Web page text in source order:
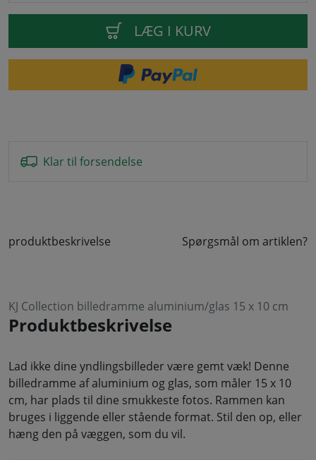
LÆG I KURV
Klar til forsendelse
produktbeskrivelse Spørgsmål om artiklen?
KJ Collection billedramme aluminium/glas 15 x 10 cm
Produktbeskrivelse
Lad ikke dine yndlingsbilleder være gemt væk! Denne
billedramme af aluminium og glas, som måler 15 x 10
cm, har plads til dine smukkeste fotos. Rammen kan
bruges i liggende eller stående format. Stil den op, eller
hæng den på væggen, som du vil.